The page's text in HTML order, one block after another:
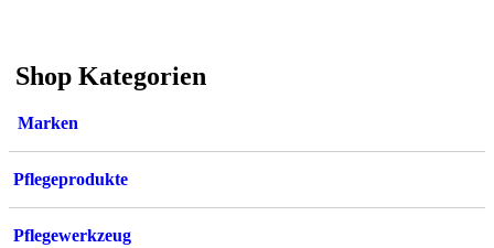
Shop Kategorien
Marken
Pflegeprodukte
Pflegewerkzeug